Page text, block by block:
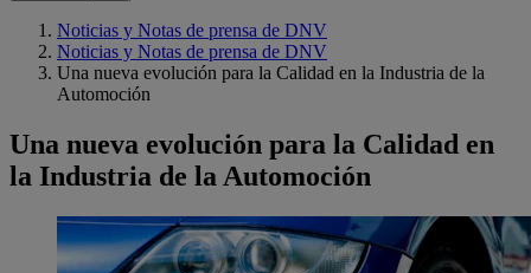
Noticias y Notas de prensa de DNV
Noticias y Notas de prensa de DNV
Una nueva evolución para la Calidad en la Industria de la
Automoción
Una nueva evolución para la Calidad en
la Industria de la Automoción